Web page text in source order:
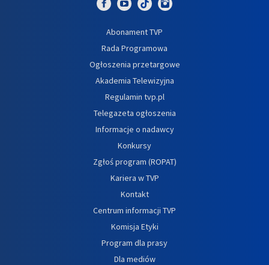
Abonament TVP
Rada Programowa
Ogłoszenia przetargowe
Akademia Telewizyjna
Regulamin tvp.pl
Telegazeta ogłoszenia
Informacje o nadawcy
Konkursy
Zgłoś program (ROPAT)
Kariera w TVP
Kontakt
Centrum informacji TVP
Komisja Etyki
Program dla prasy
Dla mediów